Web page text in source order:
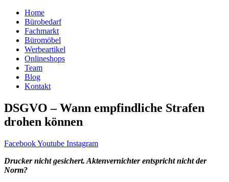
Home
Bürobedarf
Fachmarkt
Büromöbel
Werbeartikel
Onlineshops
Team
Blog
Kontakt
DSGVO – Wann empfindliche Strafen
drohen können
FacebookYoutube Instagram
Drucker nicht gesichert. Aktenvernichter entspricht nicht der
Norm?